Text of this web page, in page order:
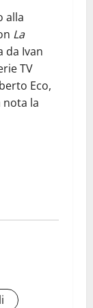
alla
La
da Ivan
TV
Eco,
nota la